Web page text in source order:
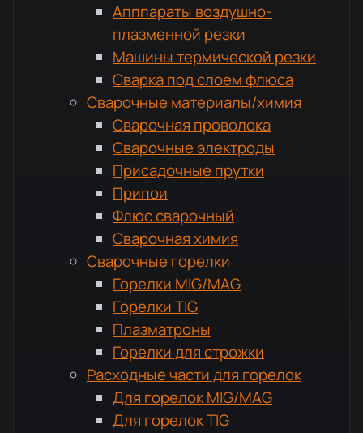
Апппараты воздушно-
плазменной резки
Машины термической резки
Сварка под слоем флюса
Сварочные материалы/химия
Сварочная проволока
Сварочные электроды
Присадочные прутки
Припои
Флюс сварочный
Сварочная химия
Сварочные горелки
Горелки MIG/MAG
Горелки TIG
Плазматроны
Горелки для строжки
Расходные части для горелок
Для горелок MIG/MAG
Для горелок TIG